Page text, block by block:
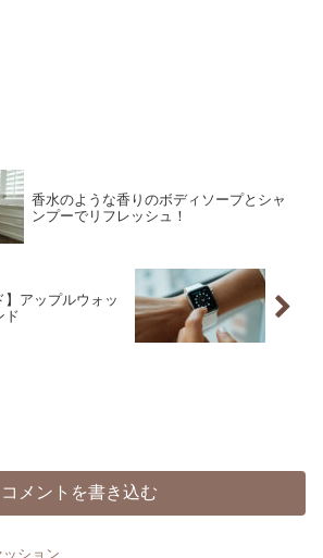
香水のような香りのボディソープとシャ
ンプーでリフレッシュ！
】アップルウォッ
ド
コメントを書き込む
ッション